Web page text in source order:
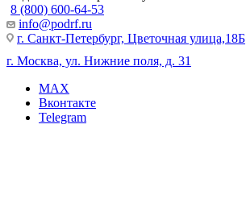
8 (800) 600-64-53
info@podrf.ru
г. Санкт-Петербург, Цветочная улица,18Б
г. Москва, ул. Нижние поля, д. 31
MAX
Вконтакте
Telegram